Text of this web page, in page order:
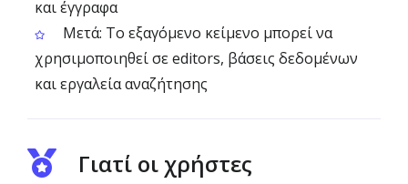
και έγγραφα
Μετά: Το εξαγόμενο κείμενο μπορεί να
χρησιμοποιηθεί σε editors, βάσεις δεδομένων
και εργαλεία αναζήτησης
Γιατί οι χρήστες